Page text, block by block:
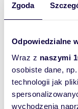
Zgoda
Odpowiedzialne
Wraz z naszymi
osobiste dane,
technologii jak
wychodzenia
Oferta
Lokal
użytkowy:
Powierzchni
a całkowita: